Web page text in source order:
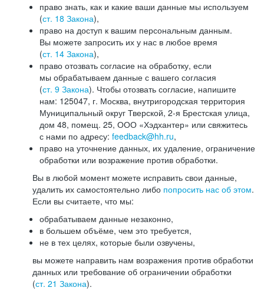
право знать, как и какие ваши данные мы используем
(ст. 18 Закона),
право на доступ к вашим персональным данным.
Вы можете запросить их у нас в любое время
(ст. 14 Закона),
право отозвать согласие на обработку, если
мы обрабатываем данные с вашего согласия
(ст. 9 Закона). Чтобы отозвать согласие, напишите
нам: 125047, г. Москва, внутригородская территория
Муниципальный округ Тверской, 2-я Брестская улица,
дом 48, помещ. 25, ООО «Хэдхантер» или свяжитесь
с нами по адресу: feedback@hh.ru,
право на уточнение данных, их удаление, ограничение
обработки или возражение против обработки.
Вы в любой момент можете исправить свои данные,
удалить их самостоятельно либо попросить нас об этом.
Если вы считаете, что мы:
обрабатываем данные незаконно,
в большем объёме, чем это требуется,
не в тех целях, которые были озвучены,
вы можете направить нам возражения против обработки
данных или требование об ограничении обработки
(ст. 21 Закона).